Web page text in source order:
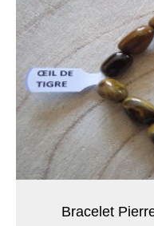
Bracelet